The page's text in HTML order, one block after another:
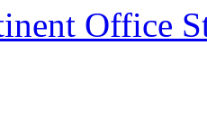
Office